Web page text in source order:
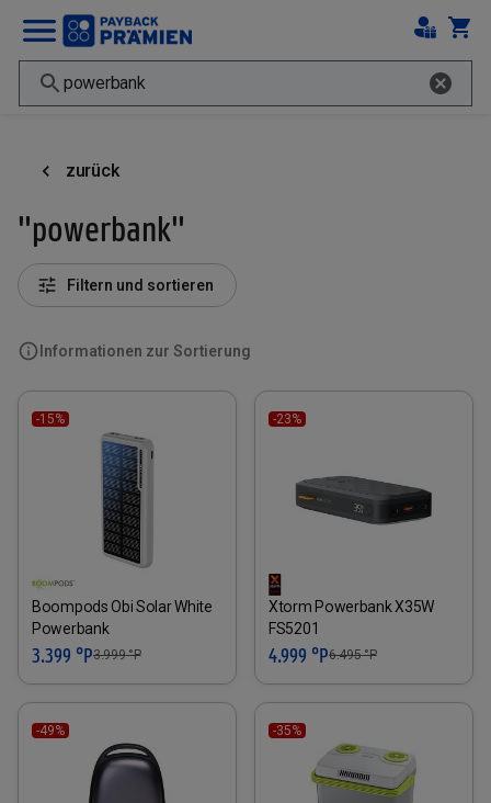
zurück
"powerbank"
Informationen zur Sortierung
Filtern und sortieren
-15%
Boompods Obi Solar White
Powerbank
3.399 °P3.999°P
-23%
Xtorm Powerbank X35W
FS5201
4.999 °P6.495°P
-49% -35%